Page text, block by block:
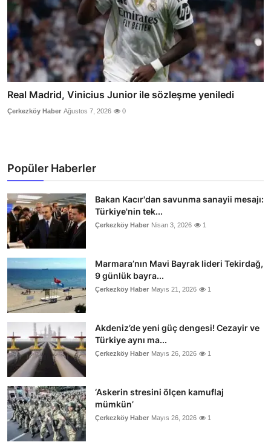
Real Madrid, Vinicius Junior ile sözleşme yeniledi
Çerkezköy Haber Ağustos 7, 2026 0
Popüler Haberler
Bakan Kacır'dan savunma sanayii mesajı:
Türkiye'nin tek...
Çerkezköy Haber Nisan 3, 2026 1
Marmara’nın Mavi Bayrak lideri Tekirdağ,
9 günlük bayra...
Çerkezköy Haber Mayıs 21, 2026 1
Akdeniz’de yeni güç dengesi! Cezayir ve
Türkiye aynı ma...
Çerkezköy Haber Mayıs 26, 2026 1
‘Askerin stresini ölçen kamuflaj
mümkün’
Çerkezköy Haber Mayıs 26, 2026 1